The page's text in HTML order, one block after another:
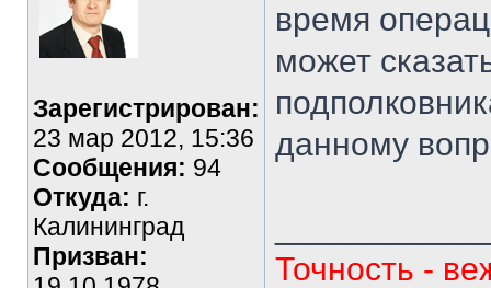
Зарегистрирован:
23 мар 2012, 15:36
Сообщения: 94
Откуда: г.
Калининград
Призван:
время
может
данному
Точность -